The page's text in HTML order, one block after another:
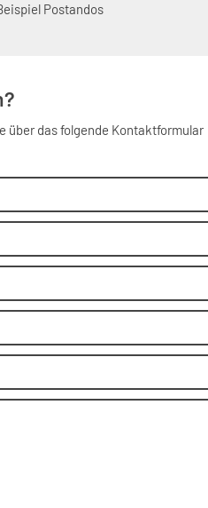
Postandos
über das folgende Kontaktformular